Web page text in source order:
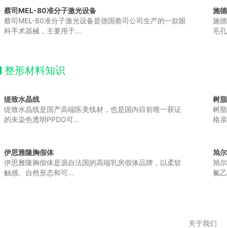
蔡司MEL-80准分子激光设备
蔡司MEL-80准分子激光设备是德国蔡司公司生产的一款眼
科手术器械，主要用于...
施
施
毛
整形材料知识
缇致水晶线
缇致水晶线是国产高端医美线材，也是国内目前唯一获证
的未染色透明PPDO可...
树
树
格
伊思雅隆胸假体
伊思雅隆胸假体是源自法国的高端乳房假体品牌，以柔软
触感、自然形态和可...
旭
旭
氟
关于我们